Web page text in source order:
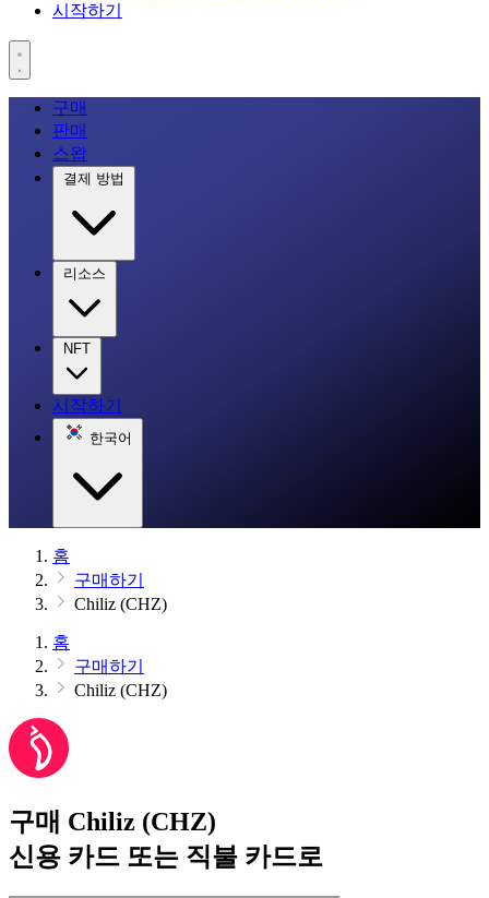
시작하기
구매
판매
스왑
결제 방법
리소스
NFT
시작하기
한국어
홈
구매하기
Chiliz (CHZ)
홈
구매하기
Chiliz (CHZ)
구매 Chiliz (CHZ)
신용 카드 또는 직불 카드로